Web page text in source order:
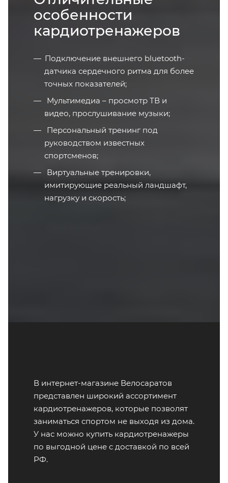
особенности
кардиотренажеров
Подключение внешнего bluetooth-
датчика сердечного ритма для более
точных показателей;
Мультимедиа – просмотр ТВ и
видео, прослушивание музыки;
Персональный тренинг под
руководством известных
спортсменов;
Виртуальные тренировки,
имитирующие реальный ландшафт,
нагрузку и скорость;
В интернет-магазине Велосаратов
представлен широкий ассортимент
кардиотренажеров, которые позволят
заниматься спортом не выходя из дома.
У нас можно купить кардиотренажеры
по выгодной цене с доставкой по всей
РФ.